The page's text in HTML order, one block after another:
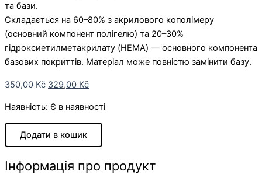
та бази.
Складається на 60–80% з акрилового кополімеру
(основний компонент полігелю) та 20–30%
гідроксиетилметакрилату (HEMA) — основного компонента
базових покриттів. Матеріал може повністю замінити базу.
350,00Kč 329,00 Kč
Наявність: Є в наявності
Додати в кошик
Інформація про продукт